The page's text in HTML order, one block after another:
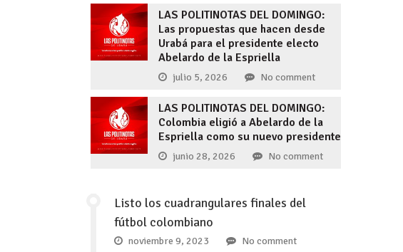
LAS POLITINOTAS DEL DOMINGO:
Las propuestas que hacen desde
Urabá para el presidente electo
Abelardo de la Espriella
julio 5, 2026 No comment
LAS POLITINOTAS DEL DOMINGO:
Colombia eligió a Abelardo de la
Espriella como su nuevo presidente
junio 28, 2026 No comment
Listo los cuadrangulares finales del
fútbol colombiano
noviembre 9, 2023 No comment